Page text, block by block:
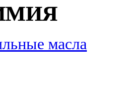
масла